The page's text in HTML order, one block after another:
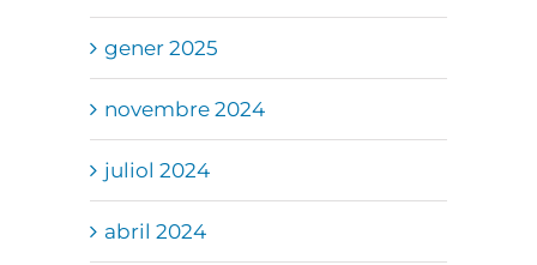
gener 2025
novembre 2024
juliol 2024
abril 2024